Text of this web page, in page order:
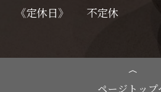
《定休日》
不定休
ページトップ